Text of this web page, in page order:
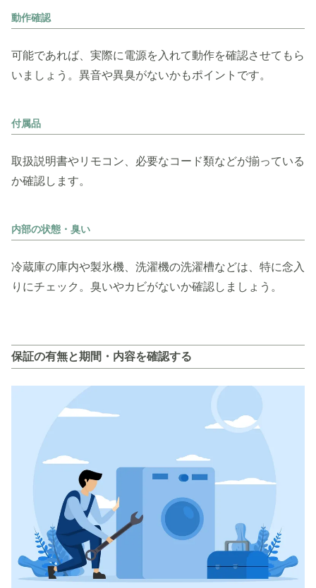
動作確認
可能であれば、実際に電源を入れて動作を確認させてもら
いましょう。異音や異臭がないかもポイントです。
付属品
取扱説明書やリモコン、必要なコード類などが揃っている
か確認します。
内部の状態・臭い
冷蔵庫の庫内や製氷機、洗濯機の洗濯槽などは、特に念入
りにチェック。臭いやカビがないか確認しましょう。
保証の有無と期間・内容を確認する